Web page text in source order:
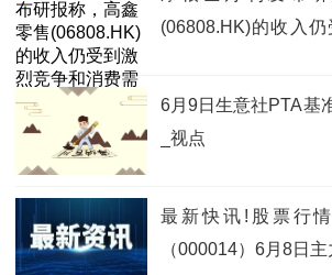
(06808.HK)的收入
费需求疲软的压力，
在不确定性
6月9日生意社PTA基
_视点
最新快讯!股票行
（000014）6月8日